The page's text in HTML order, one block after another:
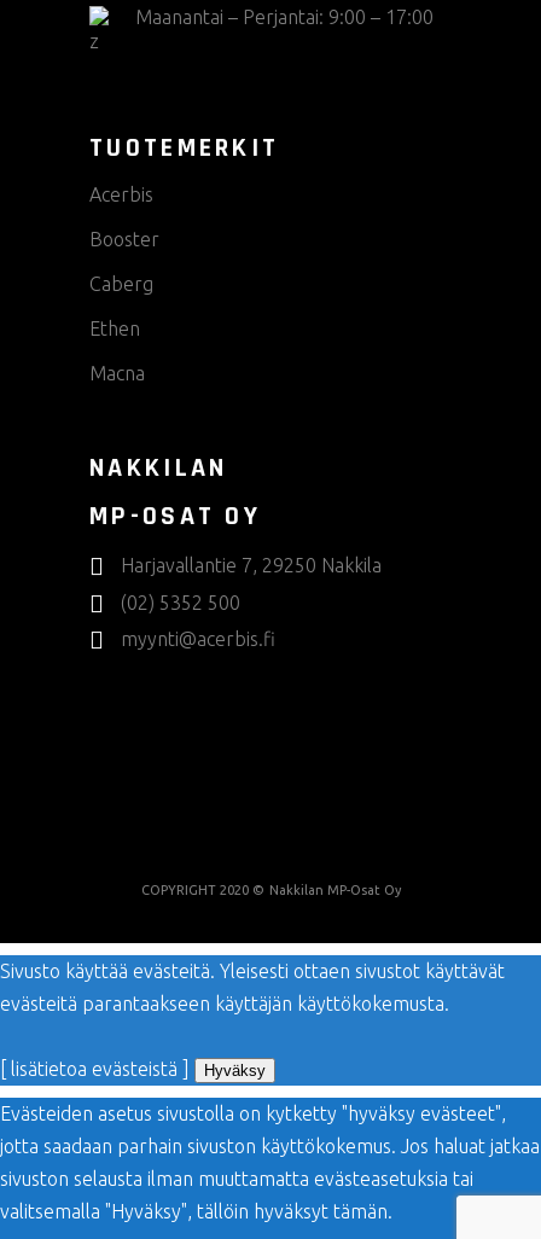
Maanantai – Perjantai: 9:00 – 17:00
TUOTEMERKIT
Acerbis
Booster
Caberg
Ethen
Macna
NAKKILAN
MP-OSAT OY
Harjavallantie 7, 29250 Nakkila
(02) 5352 500
myynti@acerbis.fi
COPYRIGHT 2020 © Nakkilan MP-Osat Oy
Sivusto käyttää evästeitä. Yleisesti ottaen sivustot käyttävät
evästeitä parantaakseen käyttäjän käyttökokemusta.
[ lisätietoa evästeistä ] Hyväksy
Evästeiden asetus sivustolla on kytketty "hyväksy evästeet",
jotta saadaan parhain sivuston käyttökokemus. Jos haluat jatkaa
sivuston selausta ilman muuttamatta evästeasetuksia tai
valitsemalla "Hyväksy", tällöin hyväksyt tämän.